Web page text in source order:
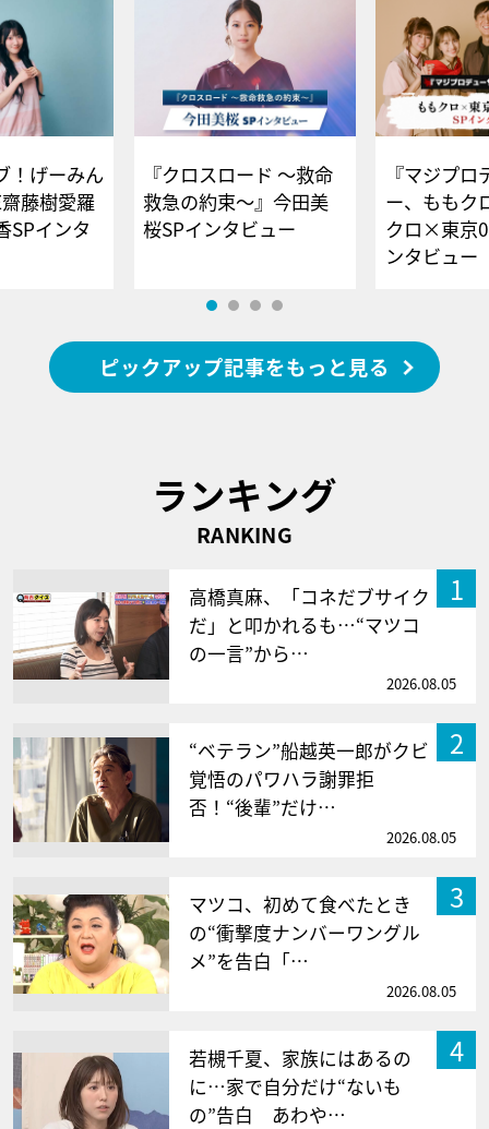
！げーみん
藤樹愛羅
SPインタ
『クロスロード ～救命
救急の約束～』今田美
桜SPインタビュー
『マジプロ
ー、ももク
クロ×東京
ンタビュー
ピックアップ記事をもっと見る
ランキング
RANKING
1
高橋真麻、「コネだブサイク
だ」と叩かれるも…“マツコ
の一言”から…
2026.08.05
2
“ベテラン”船越英一郎がクビ
覚悟のパワハラ謝罪拒
否！“後輩”だけ…
2026.08.05
3
マツコ、初めて食べたとき
の“衝撃度ナンバーワングル
メ”を告白「…
2026.08.05
4
若槻千夏、家族にはあるの
に…家で自分だけ“ないも
の”告白 あわや…